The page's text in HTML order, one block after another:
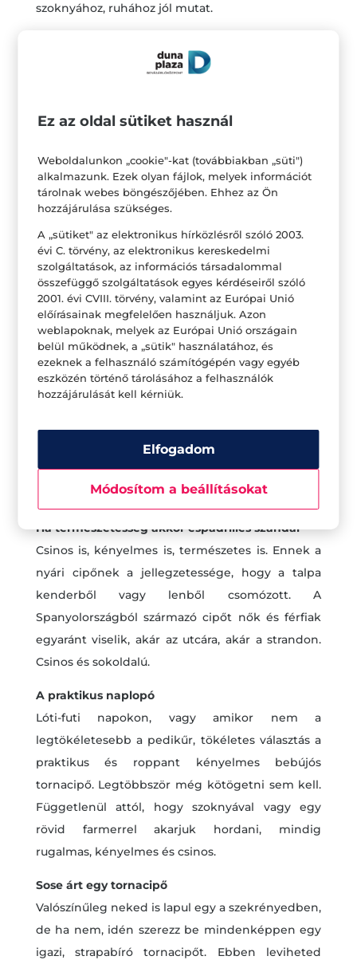
szoknyához, ruhához jól mutat.
Van, aki egyáltalán nem szereti, ha a cipőjének
lapos sarkú szandál is van az üzletekben. Vannak
teljesen nyitottak, de akad olyan is, aminek a
sarokrésze zárt, így meg tudja támasztani a
sarkat. Vannak hosszabb túrázásra kifejlesztett
válogathatnak, akik szeretnek nagyon sokat
sétálni.
Ha természetesség akkor espadrilles szandál
Csinos is, kényelmes is, természetes is. Ennek a
nyári cipőnek a jellegzetessége, hogy a talpa
kenderből vagy lenből csomózott. A
Spanyolországból származó cipőt nők és férfiak
egyaránt viselik, akár az utcára, akár a strandon.
Csinos és sokoldalú.
A praktikus naplopó
Lóti-futi napokon, vagy amikor nem a
legtökéletesebb a pedikűr, tökéletes választás a
praktikus és roppant kényelmes bebújós
tornacipő. Legtöbbször még kötögetni sem kell.
Függetlenül attól, hogy szoknyával vagy egy
rövid farmerrel akarjuk hordani, mindig
rugalmas, kényelmes és csinos.
Sose árt egy tornacipő
Valószínűleg neked is lapul egy a szekrényedben,
de ha nem, idén szerezz be mindenképpen egy
igazi, strapabíró tornacipőt. Ebben leviheted
Ez az oldal sütiket használ
Weboldalunkon „cookie"-kat (továbbiakban „süti")
alkalmazunk. Ezek olyan fájlok, melyek információt
tárolnak webes böngészőjében. Ehhez az Ön
hozzájárulása szükséges.
A „sütiket" az elektronikus hírközlésről szóló 2003.
évi C. törvény, az elektronikus kereskedelmi
szolgáltatások, az információs társadalommal
összefüggő szolgáltatások egyes kérdéseiről szóló
2001. évi CVIII. törvény, valamint az Európai Unió
előírásainak megfelelően használjuk. Azon
weblapoknak, melyek az Európai Unió országain
belül működnek, a „sütik" használatához, és
ezeknek a felhasználó számítógépén vagy egyéb
eszközén történő tárolásához a felhasználók
hozzájárulását kell kérniük.
Elfogadom
Módosítom a beállításokat